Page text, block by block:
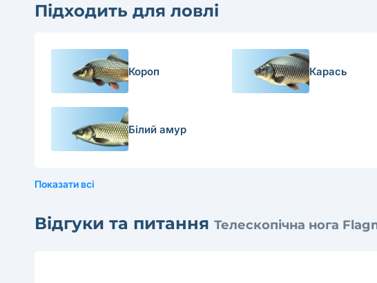
Підходить для ловлі
Короп Карась
Білий амур
Показати всі
Відгуки та питання Телескопічна нога